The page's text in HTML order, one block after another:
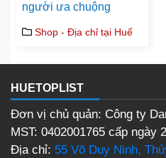
người ưa chuộng
Shop - Địa chỉ tại Huế
HUETOPLIST
Đơn vị chủ quản: Công ty
MST: 0402001765 cấp ngày
Địa chỉ: 55 Võ Duy Ninh,